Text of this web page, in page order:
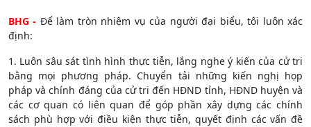
BHG - Để làm tròn nhiệm vụ của người đại biểu, tôi luôn xác
định:
1. Luôn sâu sát tình hình thực tiễn, lắng nghe ý kiến của cử tri
bằng mọi phương pháp. Chuyển tải những kiến nghị họp
pháp và chính đáng của cử tri đến HĐND tỉnh, HĐND huyện và
các cơ quan có liên quan để góp phần xây dựng các chính
sách phù hợp với điều kiện thực tiễn, quyết định các vấn đề